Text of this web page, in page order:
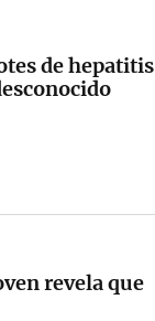
de hepatitis
revela que